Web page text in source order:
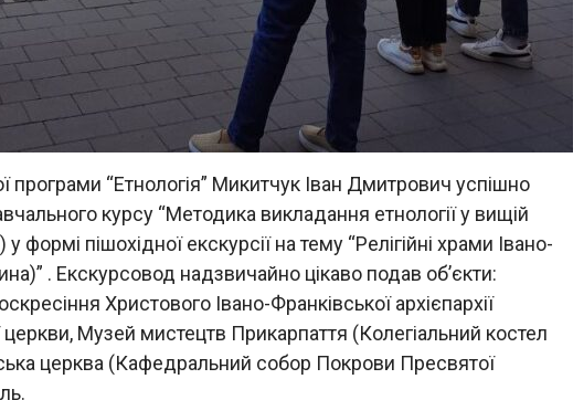
програми “Етнологія” Микитчук Іван Дмитрович успішно
курсу “Методика викладання етнології у вищій
формі пішохідної екскурсії на тему “Релігійні храми Івано-
. Екскурсовод надзвичайно цікаво подав об’єкти:
Христового Івано-Франківської архієпархії
церкви, Музей мистецтв Прикарпаття (Колегіальний костел
церква (Кафедральний собор Покрови Пресвятої